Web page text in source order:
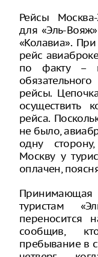
Рейсы
для «Эль-
«Колавиа».
рейс
по факту –
рейсы.
осуществить
рейса.
не было,
одну
Москву у
оплачен,
Принимающая
туристам
переносится
сообщив,
пребывание в